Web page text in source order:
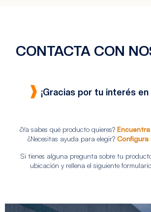
CONTACTA CON
¡Gracias por tu interés en
¿Ya sabes qué producto quieres?
¿Necesitas ayuda para elegir? Configura
Si tienes alguna pregunta sobre tu
ubicación y rellena el siguiente